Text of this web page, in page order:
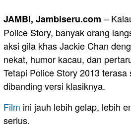
JAMBI, Jambiseru.com –
Police Story, banyak orang
aksi gila khas Jackie Chan
nekat, humor kacau, dan
Tetapi Police Story 2013
dibanding versi klasiknya.
Film ini jauh lebih gelap, lebih
serius.